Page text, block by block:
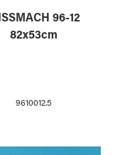
96-12
82x53cm
9610012.5